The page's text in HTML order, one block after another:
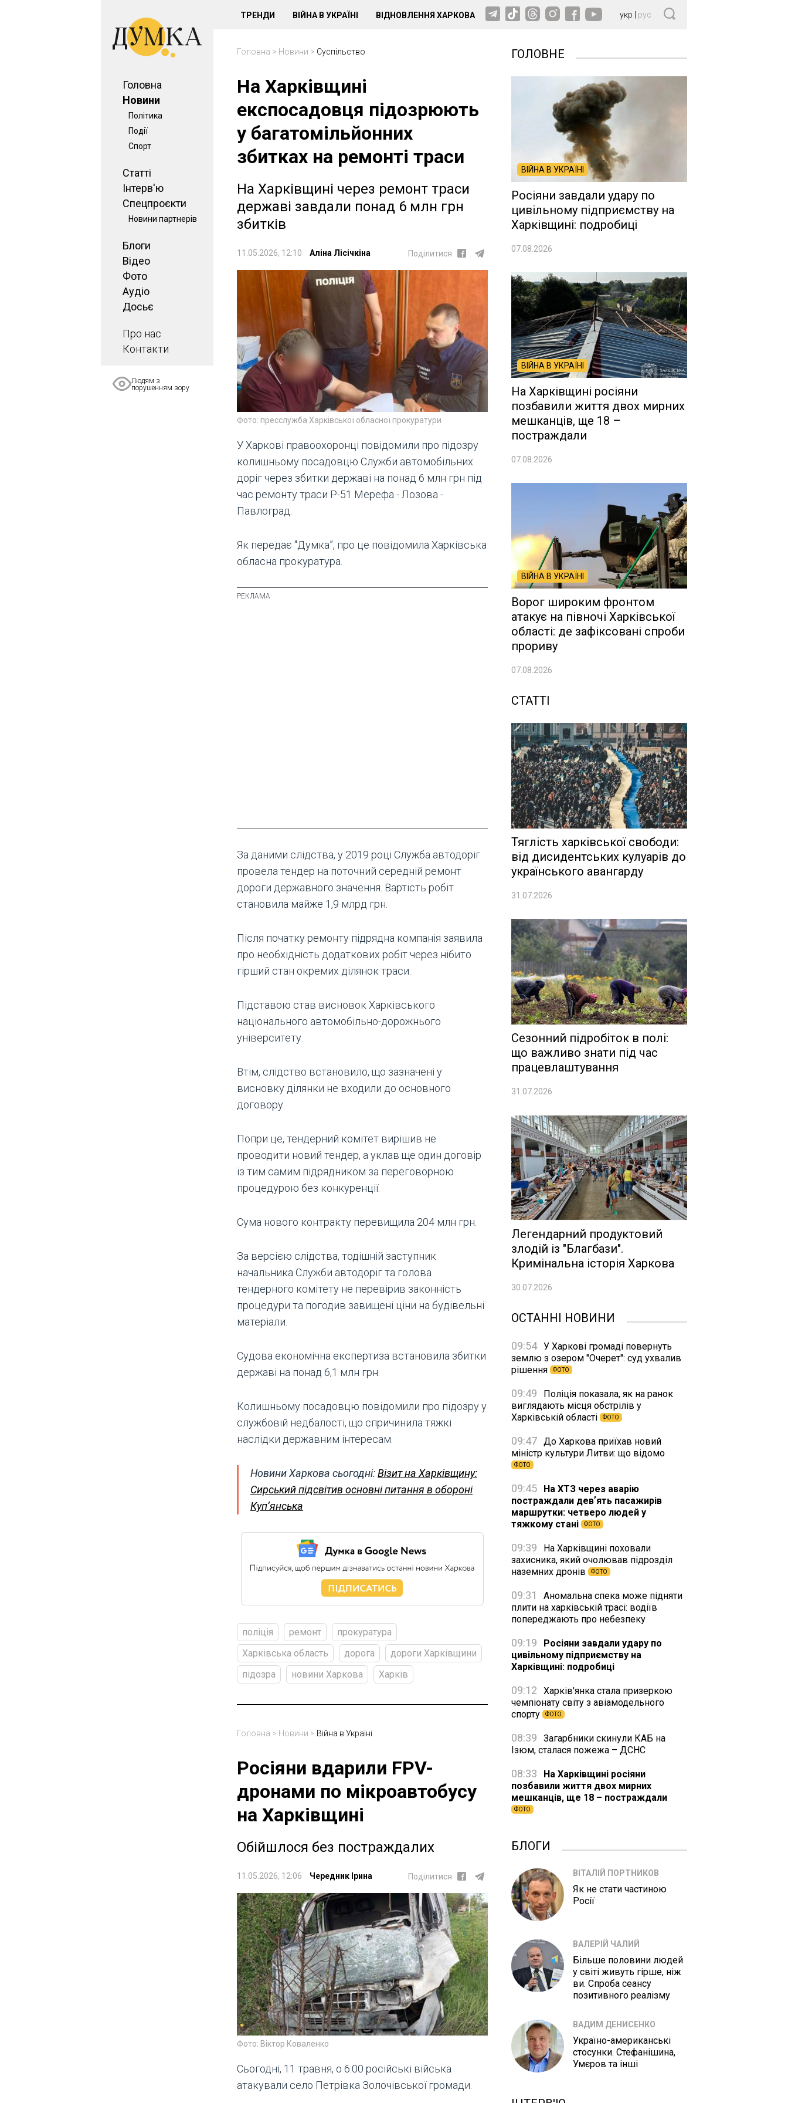
Головна
Новини
Політика
Події
Спорт
Статті
Інтерв'ю
Спецпроєкти
Новини партнерів
Блоги
Відео
Фото
Аудіо
Досьє
Про нас
Контакти
Людям з
порушенням зору
ТРЕНДИ ВІЙНА В УКРАЇНІ ВІДНОВЛЕННЯ ХАРКОВА укр рус
Головна > Новини > Суспільство
На Харківщині
експосадовця підозрюють
у багатомільйонних
збитках на ремонті траси
На Харківщині через ремонт траси
державі завдали понад 6 млн грн
збитків
11.05.2026, 12:10 Аліна Лісічкіна Поділитися
Фото: пресслужба Харківської обласної прокуратури
У Харкові правоохоронці повідомили про підозру
колишньому посадовцю Служби автомобільних
доріг через збитки державі на понад 6 млн грн під
час ремонту траси Р-51 Мерефа - Лозова -
Павлоград.
Як передає "Думка”, про це повідомила Харківська
обласна прокуратура.
За даними слідства, у 2019 році Служба автодоріг
провела тендер на поточний середній ремонт
дороги державного значення. Вартість робіт
становила майже 1,9 млрд грн.
Після початку ремонту підрядна компанія заявила
про необхідність додаткових робіт через нібито
гірший стан окремих ділянок траси.
Підставою став висновок Харківського
національного автомобільно-дорожнього
університету.
Втім, слідство встановило, що зазначені у
висновку ділянки не входили до основного
договору.
Попри це, тендерний комітет вирішив не
проводити новий тендер, а уклав ще один договір
із тим самим підрядником за переговорною
процедурою без конкуренції.
Сума нового контракту перевищила 204 млн грн.
За версією слідства, тодішній заступник
начальника Служби автодоріг та голова
тендерного комітету не перевірив законність
процедури та погодив завищені ціни на будівельні
матеріали.
Судова економічна експертиза встановила збитки
державі на понад 6,1 млн грн.
Колишньому посадовцю повідомили про підозру у
службовій недбалості, що спричинила тяжкі
наслідки державним інтересам.
Новини Харкова сьогодні:Візит на Харківщину:
Сирський підсвітив основні питання в обороні
Купʼянська
поліція ремонт
прокуратура
Харківська область
дорога
дороги Харківщини
підозра
новини Харкова Харків
Головна > Новини > Війна в Україні
Росіяни вдарили FPV-
дронами по мікроавтобусу
на Харківщині
Обійшлося без постраждалих
11.05.2026, 12:06 Чередник Ірина Поділитися
Фото: Віктор Коваленко
Сьогодні, 11 травня, о 6:00 російські війська
атакували село Петрівка Золочівської громади.
ГОЛОВНЕ
ВІЙНА В УКРАЇНІ
Росіяни завдали удару по
цивільному підприємству на
Харківщині: подробиці
07.08.2026
ВІЙНА В УКРАЇНІ
На Харківщині росіяни
позбавили життя двох мирних
мешканців, ще 18 –
постраждали
07.08.2026
ВІЙНА В УКРАЇНІ
Ворог широким фронтом
атакує на півночі Харківської
області: де зафіксовані спроби
прориву
07.08.2026
СТАТТІ
Тяглість харківської свободи:
від дисидентських кулуарів до
українського авангарду
31.07.2026
Сезонний підробіток в полі:
що важливо знати під час
працевлаштування
31.07.2026
Легендарний продуктовий
злодій із "Благбази".
Кримінальна історія Харкова
30.07.2026
ОСТАННІ НОВИНИ
09:54 У Харкові громаді повернуть
землю з озером "Очерет": суд ухвалив
рішення
ФОТО
09:49
Поліція показала, як на ранок
виглядають місця обстрілів у
Харківській області
ФОТО
09:47 До Харкова приїхав новий
міністр культури Литви: що відомо
ФОТО
09:45
На ХТЗ через аварію
постраждали девʼять пасажирів
маршрутки: четверо людей у
тяжкому стані
ФОТО
09:39
На Харківщині поховали
захисника, який очолював підрозділ
наземних дронів
ФОТО
09:31
Аномальна спека може підняти
плити на харківській трасі: водіїв
попереджають про небезпеку
09:19
Росіяни завдали удару по
цивільному підприємству на
Харківщині: подробиці
09:12
Харків'янка стала призеркою
чемпіонату світу з авіамодельного
спорту
ФОТО
08:39
Загарбники скинули КАБ на
Ізюм, сталася пожежа – ДСНС
08:33
На Харківщині росіяни
позбавили життя двох мирних
мешканців, ще 18 – постраждали
ФОТО
БЛОГИ
ВІТАЛІЙ ПОРТНИКОВ
Як не стати частиною
Росії
ВАЛЕРІЙ ЧАЛИЙ
Більше половини людей
у світі живуть гірше, ніж
ви. Спроба сеансу
позитивного реалізму
ВАДИМ ДЕНИСЕНКО
Україно-американські
стосунки. Стефанішина,
Умєров та інші